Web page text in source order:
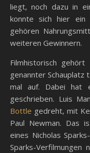
liegt, noch dazu in
konnte sich hier ein
gehören
weiteren Gewinnern.
Filmhistorisch
genannter Schauplatz
mal auf. Dabei hat
geschrieben. Luis
Bottle gedreht, mit
Paul Newman. Das
eines Nicholas
Sparks-Verfilmungen